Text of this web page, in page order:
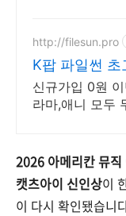
http://filesun.pro
K팝 파일썬 초
보기!
신규가입 0원
라마,애니 모두
2026 아메리칸 뮤직
캣츠아이 신인상이
이 다시 확인됐습니